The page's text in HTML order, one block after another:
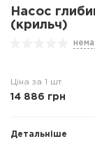
Насос
(крильч)
Ціна за 1 шт
14 886 грн
Детальніше